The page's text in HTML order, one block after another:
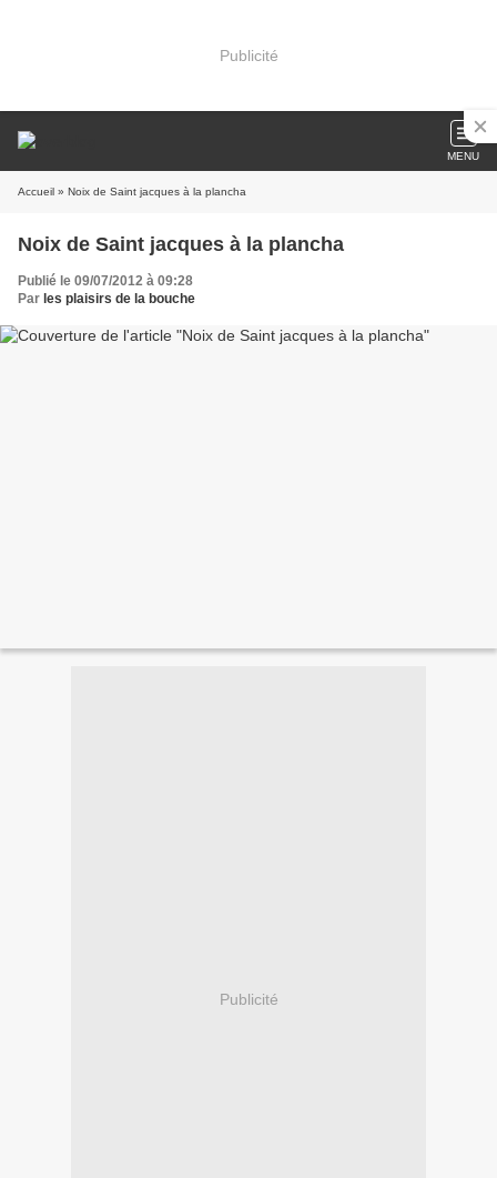
Publicité
MENU
Accueil » Noix de Saint jacques à la plancha
Noix de Saint jacques à la plancha
Publié le 09/07/2012 à 09:28
Par les plaisirs de la bouche
Publicité